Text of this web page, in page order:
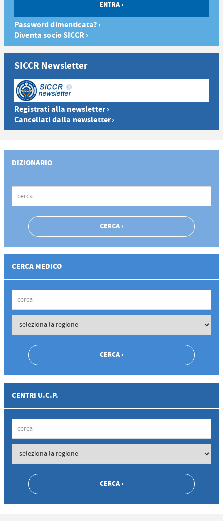
Password dimenticata? ›
Diventa socio SICCR ›
SICCR Newsletter
Registrati alla newsletter ›
Cancellati dalla newsletter ›
DIZIONARIO
CERCA MEDICO
CENTRI U.C.P.